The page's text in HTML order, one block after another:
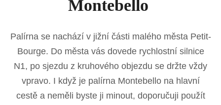
Montebello
Palírna se nachází v jižní části malého města Petit-
Bourge. Do města vás dovede rychlostní silnice
N1, po sjezdu z kruhového objezdu se držte vždy
vpravo. I když je palírna Montebello na hlavní
cestě a neměli byste ji minout, doporučuji použít